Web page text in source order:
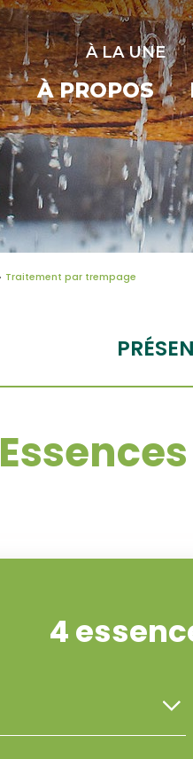
À LA UNE
À PROPOS
Traitement par trempage
4